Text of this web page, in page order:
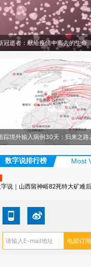
冠逝者：献给疫情中离去的生命
踪境外输入病例30天：归来之路
数字说排行榜 Most
说｜山西留神峪82死特大矿难